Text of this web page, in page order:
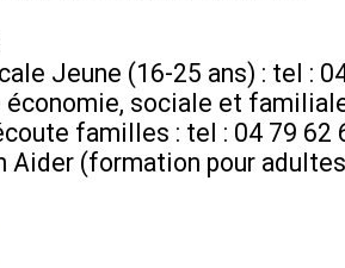
Jeune (16-25 ans) : tel :
économie, sociale et
familles : tel : 04 79 62
Aider (formation pour